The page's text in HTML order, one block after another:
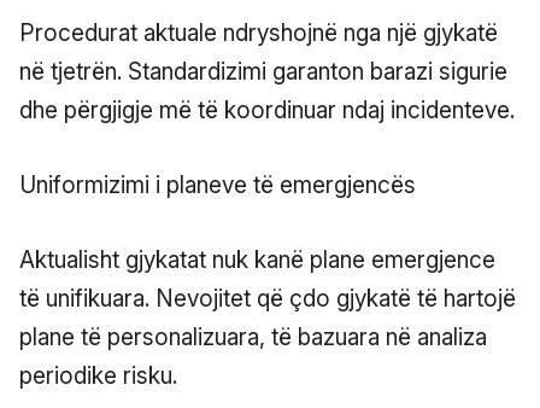
Procedurat aktuale ndryshojnë nga një gjykatë
në tjetrën. Standardizimi garanton barazi sigurie
dhe përgjigje më të koordinuar ndaj incidenteve.
Uniformizimi i planeve të emergjencës
Aktualisht gjykatat nuk kanë plane emergjence
të unifikuara. Nevojitet që çdo gjykatë të hartojë
plane të personalizuara, të bazuara në analiza
periodike risku.